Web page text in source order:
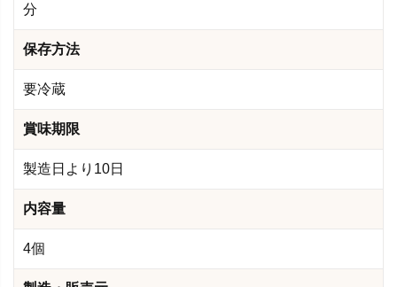
分
保存方法
要冷蔵
賞味期限
製造日より10日
内容量
4個